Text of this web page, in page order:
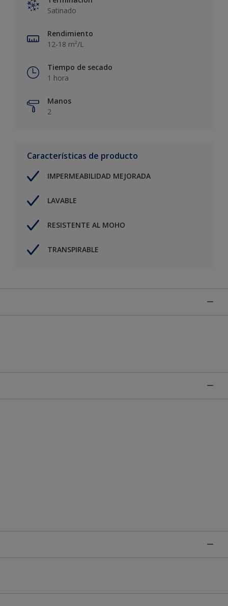
Satinado
Rendimiento
12-18 m²/L
Tiempo de secado
1 hora
Manos
2
Características de producto
IMPERMEABILIDAD MEJORADA
LAVABLE
RESISTENTE AL MOHO
TRANSPIRABLE